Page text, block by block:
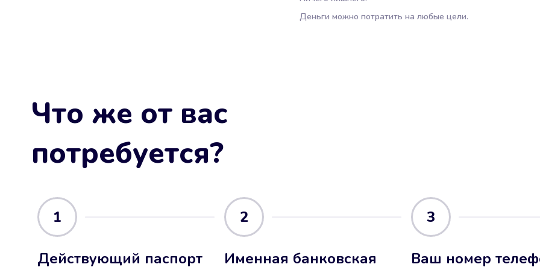
Деньги можно потратить на любые цели.
Что же от вас
потребуется?
1
Действующий паспорт
2
Именная банковская
3
Ваш номер